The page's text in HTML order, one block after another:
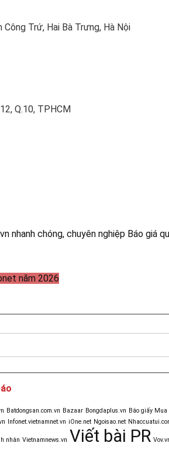
Trứ, Hai Bà Trưng, Hà Nội
Q.10, TPHCM
nhanh chóng, chuyên nghiệp Báo giá
năm 2026
Batdongsan.com.vn Bazaar Bongdaplus.vn Báo giấy Mua
Infonet.vietnamnet.vn iOne.net Ngoisao.net
nhân Vietnamnews.vn Viết bài PR